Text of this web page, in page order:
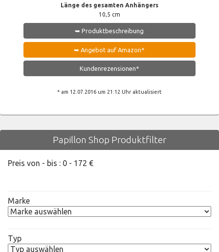
Länge des gesamten Anhängers
10,5 cm
➥ Produktbeschreibung
➥ Angebot auf Amazon*
Kundenrezensionen*
* am 12.07.2016 um 21:12 Uhr aktualisiert
Papillon Shop Produktfilter
Preis von - bis : 0 - 172 €
Marke
Typ